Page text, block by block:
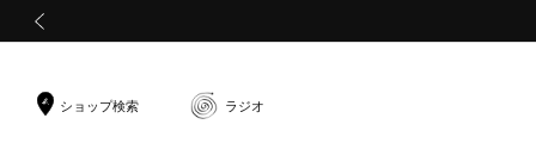
ショップ検索 ラジオ